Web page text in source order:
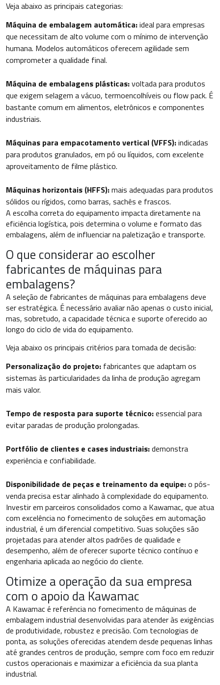
Veja abaixo as principais categorias:
Máquina de embalagem automática:ideal para empresas
que necessitam de alto volume com o mínimo de intervenção
humana. Modelos automáticos oferecem agilidade sem
comprometer a qualidade final.
Máquina de embalagens plásticas:voltada para produtos
que exigem selagem a vácuo, termoencolhíveis ou flow pack. É
bastante comum em alimentos, eletrônicos e componentes
industriais.
Máquinas para empacotamento vertical (VFFS):indicadas
para produtos granulados, em pó ou líquidos, com excelente
aproveitamento de filme plástico.
Máquinas horizontais (HFFS):mais adequadas para produtos
sólidos ou rígidos, como barras, sachês e frascos.
A escolha correta do equipamento impacta diretamente na
eficiência logística, pois determina o volume e formato das
embalagens, além de influenciar na paletização e transporte.
O que considerar ao escolher
fabricantes de máquinas para
embalagens?
A seleção de fabricantes de máquinas para embalagens deve
ser estratégica. É necessário avaliar não apenas o custo inicial,
mas, sobretudo, a capacidade técnica e suporte oferecido ao
longo do ciclo de vida do equipamento.
Veja abaixo os principais critérios para tomada de decisão:
Personalização do projeto: fabricantes que adaptam os
sistemas às particularidades da linha de produção agregam
mais valor.
Tempo de resposta para suporte técnico:essencial para
evitar paradas de produção prolongadas.
Portfólio de clientes e cases industriais:demonstra
experiência e confiabilidade.
Disponibilidade de peças e treinamento da equipe:o pós-
venda precisa estar alinhado à complexidade do equipamento.
Investir em parceiros consolidados como a Kawamac, que atua
com excelência no fornecimento de soluções em automação
industrial, é um diferencial competitivo. Suas soluções são
projetadas para atender altos padrões de qualidade e
desempenho, além de oferecer suporte técnico contínuo e
engenharia aplicada ao negócio do cliente.
Otimize a operação da sua empresa
com o apoio da Kawamac
A Kawamac é referência no fornecimento de máquinas de
embalagem industrial desenvolvidas para atender às exigências
de produtividade, robustez e precisão. Com tecnologias de
ponta, as soluções oferecidas atendem desde pequenas linhas
até grandes centros de produção, sempre com foco em reduzir
custos operacionais e maximizar a eficiência da sua planta
industrial.